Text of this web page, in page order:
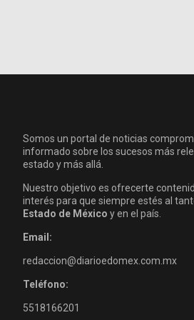
Somos un portal de noticias
informado sobre los sucesos más
estado y más allá.
Nuestro objetivo es ofrecerte
interés para que siempre estés al
Estado de México y en el país.
Email:
redaccion@diarioedomex.com.mx
Teléfono:
5518166201